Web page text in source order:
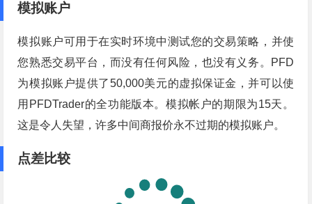
模拟账户
模拟账户可用于在实时环境中测试您的交易策略，并使
您熟悉交易平台，而没有任何风险，也没有义务。PFD
为模拟账户提供了50,000美元的虚拟保证金，并可以使
用PFDTrader的全功能版本。模拟帐户的期限为15天。
这是令人失望，许多中间商报价永不过期的模拟账户。
点差比较